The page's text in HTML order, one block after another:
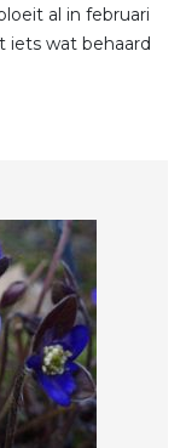
al in februari
iets wat behaard